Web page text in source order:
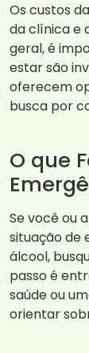
Os custos
da clínica e
geral, é
estar são
oferecem
busca por
O que
Se você ou
situação de
álcool,
passo é
saúde ou
orientar